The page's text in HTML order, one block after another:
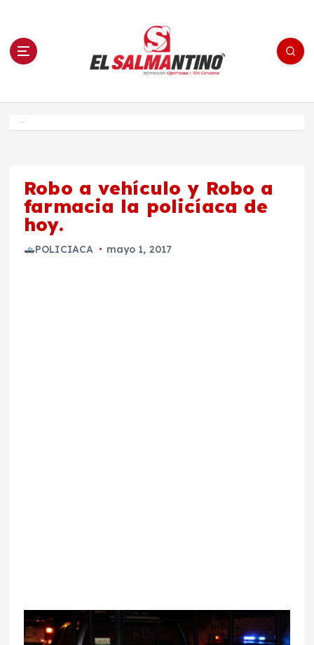
n El Salmantino - medios/noticias/editorial
Robo a vehículo y Robo a
farmacia la policíaca de
hoy.
POLICIACA mayo 1, 2017